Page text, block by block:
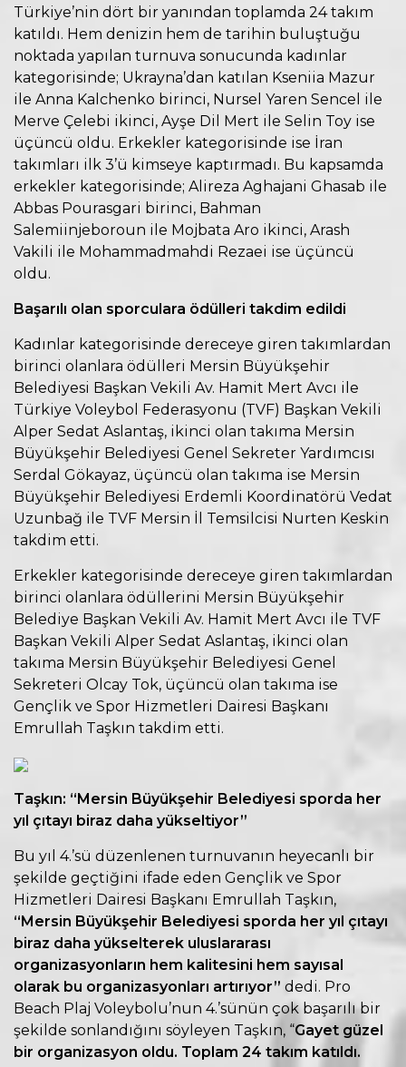
Türkiye’nin dört bir yanından toplamda 24 takım
katıldı. Hem denizin hem de tarihin buluştuğu
noktada yapılan turnuva sonucunda kadınlar
kategorisinde; Ukrayna’dan katılan Kseniia Mazur
ile Anna Kalchenko birinci, Nursel Yaren Sencel ile
Merve Çelebi ikinci, Ayşe Dil Mert ile Selin Toy ise
üçüncü oldu. Erkekler kategorisinde ise İran
takımları ilk 3’ü kimseye kaptırmadı. Bu kapsamda
erkekler kategorisinde; Alireza Aghajani Ghasab ile
Abbas Pourasgari birinci, Bahman
Salemiinjeboroun ile Mojbata Aro ikinci, Arash
Vakili ile Mohammadmahdi Rezaei ise üçüncü
oldu.
Başarılı olan sporculara ödülleri takdim edildi
Kadınlar kategorisinde dereceye giren takımlardan
birinci olanlara ödülleri Mersin Büyükşehir
Belediyesi Başkan Vekili Av. Hamit Mert Avcı ile
Türkiye Voleybol Federasyonu (TVF) Başkan Vekili
Alper Sedat Aslantaş, ikinci olan takıma Mersin
Büyükşehir Belediyesi Genel Sekreter Yardımcısı
Serdal Gökayaz, üçüncü olan takıma ise Mersin
Büyükşehir Belediyesi Erdemli Koordinatörü Vedat
Uzunbağ ile TVF Mersin İl Temsilcisi Nurten Keskin
takdim etti.
Erkekler kategorisinde dereceye giren takımlardan
birinci olanlara ödüllerini Mersin Büyükşehir
Belediye Başkan Vekili Av. Hamit Mert Avcı ile TVF
Başkan Vekili Alper Sedat Aslantaş, ikinci olan
takıma Mersin Büyükşehir Belediyesi Genel
Sekreteri Olcay Tok, üçüncü olan takıma ise
Gençlik ve Spor Hizmetleri Dairesi Başkanı
Emrullah Taşkın takdim etti.
Taşkın: “Mersin Büyükşehir Belediyesi sporda her
yıl çıtayı biraz daha yükseltiyor”
Bu yıl 4.’sü düzenlenen turnuvanın heyecanlı bir
şekilde geçtiğini ifade eden Gençlik ve Spor
Hizmetleri Dairesi Başkanı Emrullah Taşkın,
“Mersin Büyükşehir Belediyesi sporda her yıl çıtayı
biraz daha yükselterek uluslararası
organizasyonların hem kalitesini hem sayısal
olarak bu organizasyonları artırıyor” dedi. Pro
Beach Plaj Voleybolu’nun 4.’sünün çok başarılı bir
şekilde sonlandığını söyleyen Taşkın, “Gayet güzel
bir organizasyon oldu. Toplam 24 takım katıldı.